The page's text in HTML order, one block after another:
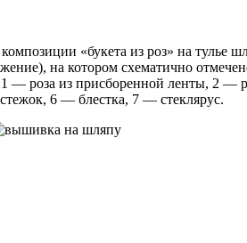
«букета из роз» на тулье
на котором схематично
— роза из присборенной ленты, 2
6 — блестка, 7 — стеклярус.